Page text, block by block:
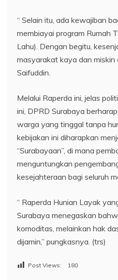
“ Selain itu, ada kewajiban
membiayai program Rumah
Lahu). Dengan begitu,
masyarakat kaya dan miskin
Saifuddin.
Melalui Raperda ini, jelas
ini, DPRD Surabaya
warga yang tinggal tanpa
kebijakan ini diharapkan
“Surabayaan”, di mana
menguntungkan
kesejahteraan bagi seluruh
“ Raperda Hunian Layak
Surabaya menegaskan
komoditas, melainkan hak
dijamin,” pungkasnya. (trs)
Post Views: 180